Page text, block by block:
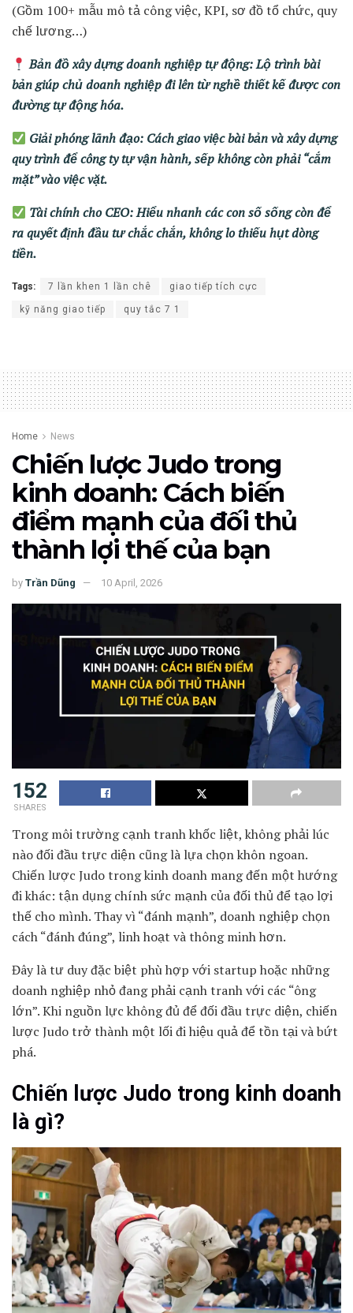
(Gồm 100+ mẫu mô tả công việc, KPI, sơ đồ tổ chức, quy
chế lương…)
Bản đồ xây dựng doanh nghiệp tự động: Lộ trình bài
bản giúp chủ doanh nghiệp đi lên từ nghề thiết kế được con
đường tự động hóa.
Giải phóng lãnh đạo: Cách giao việc bài bản và xây dựng
quy trình để công ty tự vận hành, sếp không còn phải “cắm
mặt” vào việc vặt.
Tài chính cho CEO: Hiểu nhanh các con số sống còn để
ra quyết định đầu tư chắc chắn, không lo thiếu hụt dòng
tiền.
Tags: 7 lần khen 1 lần chê giao tiếp tích cực
kỹ năng giao tiếp quy tắc 7 1
Home News
Chiến lược Judo trong
kinh doanh: Cách biến
điểm mạnh của đối thủ
thành lợi thế của bạn
by Trần Dũng 10 April, 2026
152
SHARES
Trong môi trường cạnh tranh khốc liệt, không phải lúc
nào đối đầu trực diện cũng là lựa chọn khôn ngoan.
Chiến lược Judo trong kinh doanh mang đến một hướng
đi khác: tận dụng chính sức mạnh của đối thủ để tạo lợi
thế cho mình. Thay vì “đánh mạnh”, doanh nghiệp chọn
cách “đánh đúng”, linh hoạt và thông minh hơn.
Đây là tư duy đặc biệt phù hợp với startup hoặc những
doanh nghiệp nhỏ đang phải cạnh tranh với các “ông
lớn”. Khi nguồn lực không đủ để đối đầu trực diện, chiến
lược Judo trở thành một lối đi hiệu quả để tồn tại và bứt
phá.
Chiến lược Judo trong kinh doanh
là gì?